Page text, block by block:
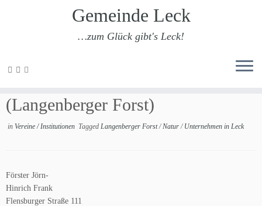
Zum
Gemeinde Leck
…zum Glück gibt's Leck!
(Langenberger Forst)
in Vereine / Institutionen Tagged Langenberger Forst/Natur/ Unternehmen in Leck
Förster Jörn-
Hinrich Frank
Flensburger Straße 111